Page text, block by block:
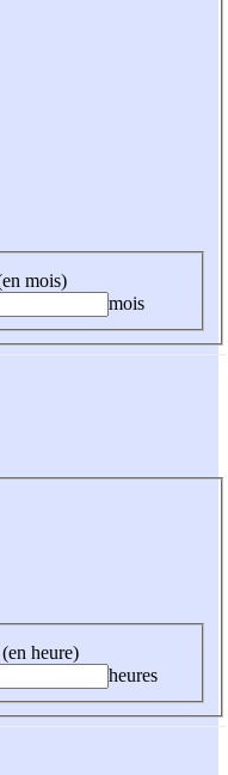
mois)
mois
heure)
heures